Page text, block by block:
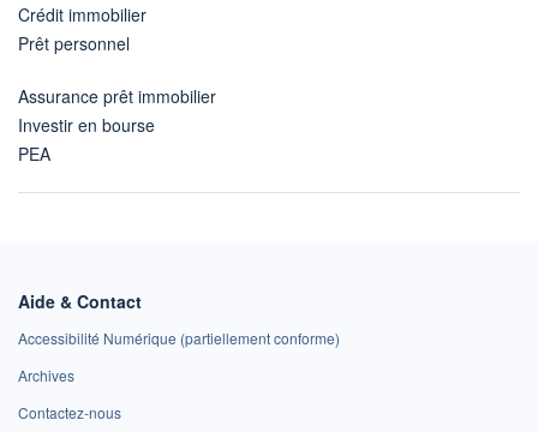
Crédit immobilier
Prêt personnel
Assurance prêt immobilier
Investir en bourse
PEA
Aide & Contact
Accessibilité Numérique (partiellement conforme)
Archives
Contactez-nous